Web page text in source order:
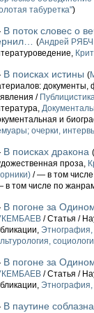
табуретка")
В поток словес о
(Андрей
В поисках истины (
документы,
/
и
очерки,
В поисках дракона (
проза,
/ — в том
в том числе по
В погоне за
/ Статья /
Этнография,
В погоне за
/ Статья /
Этнография,
В паутине соблазна